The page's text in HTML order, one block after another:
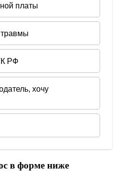
в форме ниже